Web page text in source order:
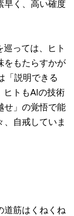
早く、高い確度
っては、ヒト
をもたらすかが
「説明できる
ヒトもAIの技術
せ」の覚悟で能
、自戒していま
道筋はくねくね